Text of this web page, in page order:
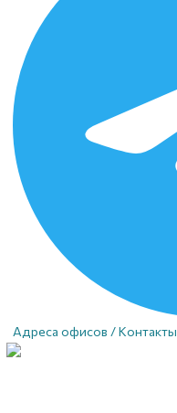
Адреса офисов / Контакты